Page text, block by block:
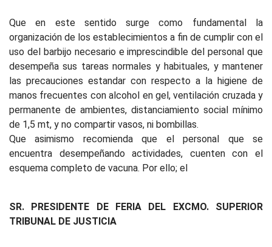
Que en este sentido surge como fundamental la
organización de los establecimientos a fin de cumplir con el
uso del barbijo necesario e imprescindible del personal que
desempeña sus tareas normales y habituales, y mantener
las precauciones estandar con respecto a la higiene de
manos frecuentes con alcohol en gel, ventilación cruzada y
permanente de ambientes, distanciamiento social mínimo
de 1,5 mt, y no compartir vasos, ni bombillas.
Que asimismo recomienda que el personal que se
encuentra desempeñando actividades, cuenten con el
esquema completo de vacuna. Por ello; el
SR. PRESIDENTE DE FERIA DEL EXCMO. SUPERIOR
TRIBUNAL DE JUSTICIA